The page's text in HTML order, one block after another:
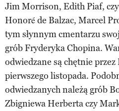
Jim Morrison, Edith Piaf,
Honoré de Balzac, Marcel
tym słynnym cmentarzu
grób Fryderyka Chopina.
odwiedzane są chętnie
pierwszego listopada.
odwiedzanych należą grób
Zbigniewa Herberta czy